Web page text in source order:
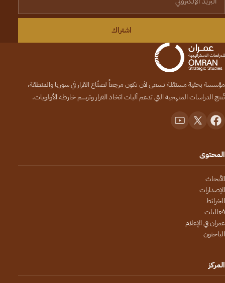
اشتراك
مؤسسة بحثية مستقلة تسعى لأن تكون مرجعاً لصنّاع القرار في سوريا والمنطقة،
تُنتج الدراسات المنهجية التي تدعم آليات اتخاذ القرار وترسم خارطة الأولويات.
المحتوى
الأبحاث
الإصدارات
الخرائط
فعاليات
عمران في الإعلام
الباحثون
المركز